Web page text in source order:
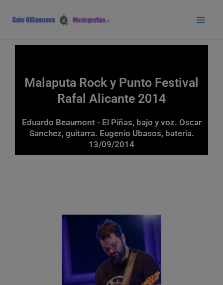
contenido
Malaputa Rock y Punto Festival
Rafal Alicante 2014
Eduardo Beaumont - El Piñas, bajo y voz. Oscar
Sanchez, guitarra. Eugenio Ubasos, bateria.
13/09/2014